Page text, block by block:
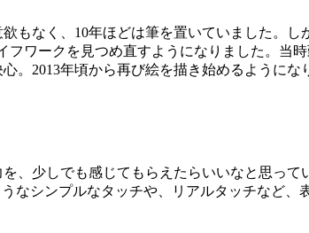
もなく、10年ほどは筆を置いていました。
ワークを見つめ直すようになりました。当
2013年頃から再び絵を描き始めるようにな
、少しでも感じてもらえたらいいなと思っ
シンプルなタッチや、リアルタッチなど、